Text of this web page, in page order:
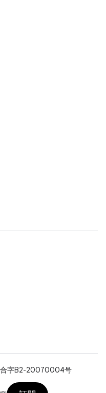
合字B2-20070004号